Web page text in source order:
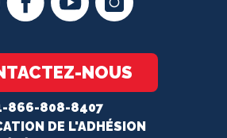
NOUS
866-808-8407
DE L'ADHÉSION